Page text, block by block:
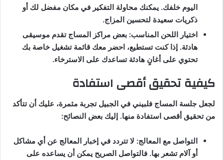
اليوم خلفك. يمكنك محاولة التفكير في مكان مفضل لك أو
ذكريات سعيدة لتحسين المزاج.
اختيار اللحن المناسب: بعض مراكز المساج تقدم موسيقى
هادئة. إذا كنت تستطيع، احضر معك قائمة تشغيل خاصة بك
تحتوي على أغانٍ هادئة تساعدك على الاسترخاء.
كيفية تحقيق أقصى استفادة
لجعل جلسة المساج فلبيني في الجبيل تجربة مثمرة، عليك أن تتأكد
من تحقيق أقصى استفادة منها. إليك بعض النصائح:
التواصل مع المعالج: لا تتردد في إخبار المعالج عن أي مشاكل
أو آلام تشعر بها. فالتواصل الصريح يمكن أن يساعده على